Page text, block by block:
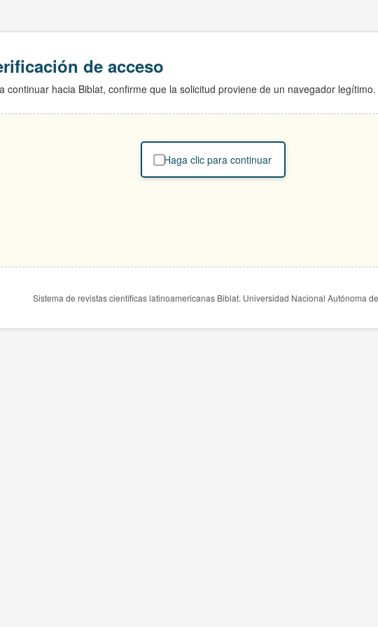
de acceso
continuar hacia Biblat, confirme que la solicitud proviene de un navegador legítimo.
Haga clic para continuar
Sistema de revistas científicas latinoamericanas Biblat. Universidad Nacional Autónoma